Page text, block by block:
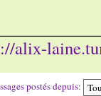
alix-
postés depuis: